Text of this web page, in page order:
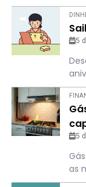
5
5
as